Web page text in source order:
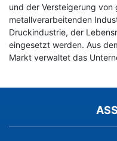
und der Versteigerung
metallverarbeitenden
Druckindustrie, der
eingesetzt werden. Aus
Markt verwaltet das